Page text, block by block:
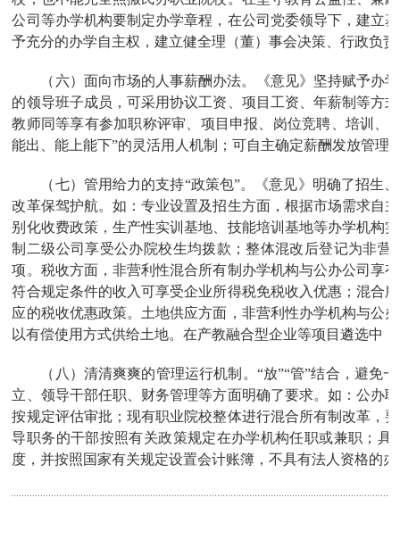
公司等办学机构要制定办学章程，在公司党委领导下，建立
予充分的办学自主权，建立健全理（董）事会决策、行政负
（六）面向市场的人事薪酬办法。《意见》坚持赋予办
的领导班子成员，可采用协议工资、项目工资、年薪制等方
教师同等享有参加职称评审、项目申报、岗位竞聘、培训、
能出、能上能下”的灵活用人机制；可自主确定薪酬发放管
（七）管用给力的支持“政策包”。《意见》明确了招
改革保驾护航。如：专业设置及招生方面，根据市场需求自
别化收费政策，生产性实训基地、技能培训基地等办学机构
制二级公司享受公办院校生均拨款；整体混改后登记为非
项。税收方面，非营利性混合所有制办学机构与公办公司享
符合规定条件的收入可享受企业所得税免税收入优惠；混合
应的税收优惠政策。土地供应方面，非营利性办学机构与公
以有偿使用方式供给土地。在产教融合型企业等项目遴选中
（八）清清爽爽的管理运行机制。“放”“管”结合，避
立、领导干部任职、财务管理等方面明确了要求。如：公办
按规定评估审批；现有职业院校整体进行混合所有制改革，
导职务的干部按照有关政策规定在办学机构任职或兼职；
度，并按照国家有关规定设置会计账簿，不具有法人资格的